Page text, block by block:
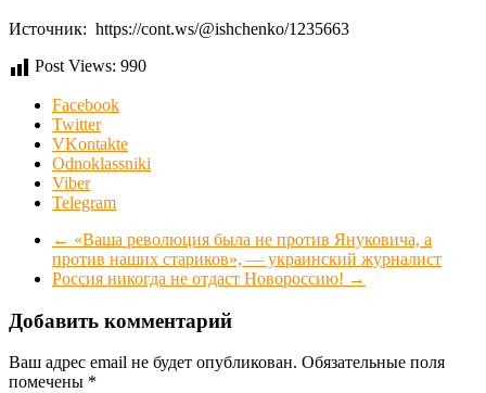
Источник: https://cont.ws/@ishchenko/1235663
Post Views: 990
Facebook
Twitter
VKontakte
Odnoklassniki
Viber
Telegram
← «Ваша революция была не против Януковича, а
против наших стариков», — украинский журналист
Россия никогда не отдаст Новороссию! →
Добавить комментарий
Ваш адрес email не будет опубликован. Обязательные поля
помечены *